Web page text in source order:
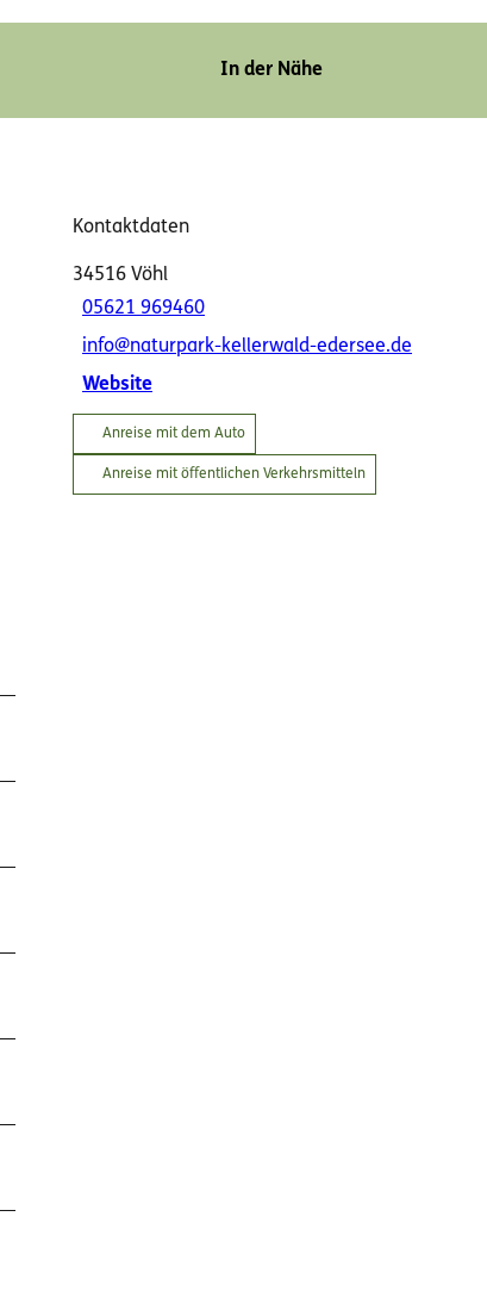
In der Nähe
Kontaktdaten
34516 Vöhl
05621 969460
info@naturpark-kellerwald-edersee.de
Website
Anreise mit dem Auto
Anreise mit öffentlichen Verkehrsmitteln